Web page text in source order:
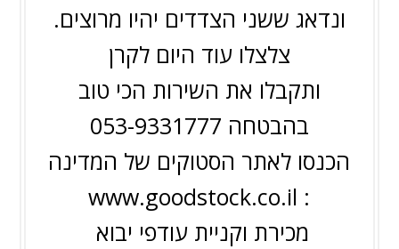
ונדאג ששני הצדדים יהיו מרוצים.
צלצלו עוד היום לקרן
ותקבלו את השירות הכי טוב
בהבטחה 053-9331777
הכנסו לאתר הסטוקים של המדינה
:
www.goodstock.co.il
מכירת וקניית עודפי יבוא